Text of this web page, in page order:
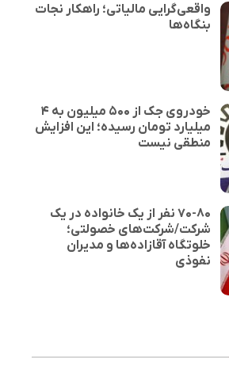
واقعی‌گرایی مالیاتی؛ راهکار نجات
بنگاه‌ها
خودروی جک از ۵۰۰ میلیون به ۴
میلیارد تومان رسیده؛ این افزایش
منطقی نیست
۷۰-۸۰ نفر از یک خانواده در یک
شرکت/شرکت‌های خصولتی؛
خلوتگاه آقازاده‌ها و مدیران
نفوذی